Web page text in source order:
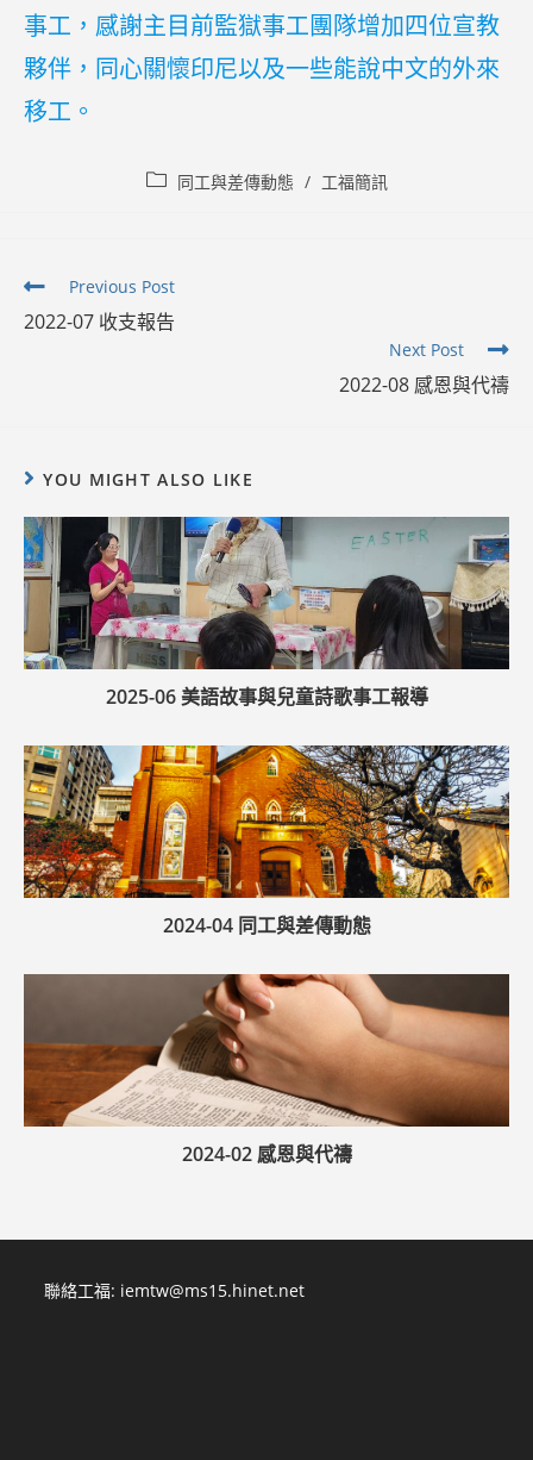
事工，感謝主目前監獄事工團隊增加四位宣教
夥伴，同心關懷印尼以及一些能說中文的外來
移工。
Post 同工與差傳動態 / 工福簡訊
Read
articles
Previous Post
2022-07 收支報告
Next Post
2022-08 感恩與代禱
YOU MIGHT ALSO LIKE
2025-06 美語故事與兒童詩歌事工報導
2024-04 同工與差傳動態
2024-02 感恩與代禱
聯絡工福: iemtw@ms15.hinet.net